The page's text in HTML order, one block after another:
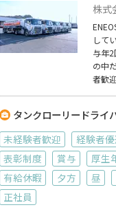
株式
して
与年
の中
者歓
タンクローリードライ
未経験者歓迎 経験者
表彰制度
賞与 厚生
有給休暇
夕方 昼
正社員